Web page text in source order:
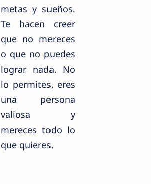
metas y sueños.
Te hacen creer
que no mereces
o que no puedes
lograr nada. No
lo permites, eres
una persona
valiosa y
mereces todo lo
que quieres.